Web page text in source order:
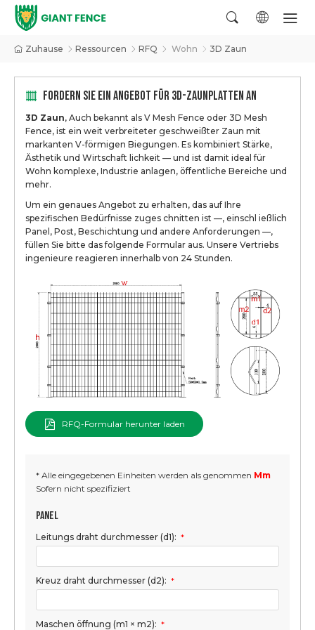
Zuhause Ressourcen RFQ Wohn 3D Zaun
FORDERN SIE EIN ANGEBOT FÜR 3D-ZAUNPLATTEN AN
3D Zaun, Auch bekannt als V Mesh Fence oder 3D Mesh
Fence, ist ein weit verbreiteter geschweißter Zaun mit
markanten V-förmigen Biegungen. Es kombiniert Stärke,
Ästhetik und Wirtschaft lichkeit — und ist damit ideal für
Wohn komplexe, Industrie anlagen, öffentliche Bereiche und
mehr.
Um ein genaues Angebot zu erhalten, das auf Ihre
spezifischen Bedürfnisse zuges chnitten ist —, einschl ießlich
Panel, Post, Beschichtung und andere Anforderungen —,
füllen Sie bitte das folgende Formular aus. Unsere Vertriebs
ingenieure reagieren innerhalb von 24 Stunden.
RFQ-Formular herunter laden
* Alle eingegebenen Einheiten werden als genommen Mm
Sofern nicht spezifiziert
Panel
Leitungs draht durchmesser (d1): *
Kreuz draht durchmesser (d2): *
Maschen öffnung (m1 × m2): *